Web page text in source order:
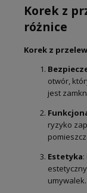
Korek z
różnice
Korek z
otwór,
jest
ryzyko
Estetyka
umywalek.